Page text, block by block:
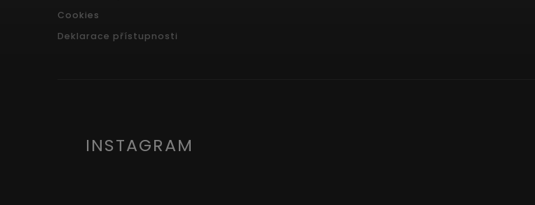
Cookies
Deklarace přístupnosti
INSTAGRAM